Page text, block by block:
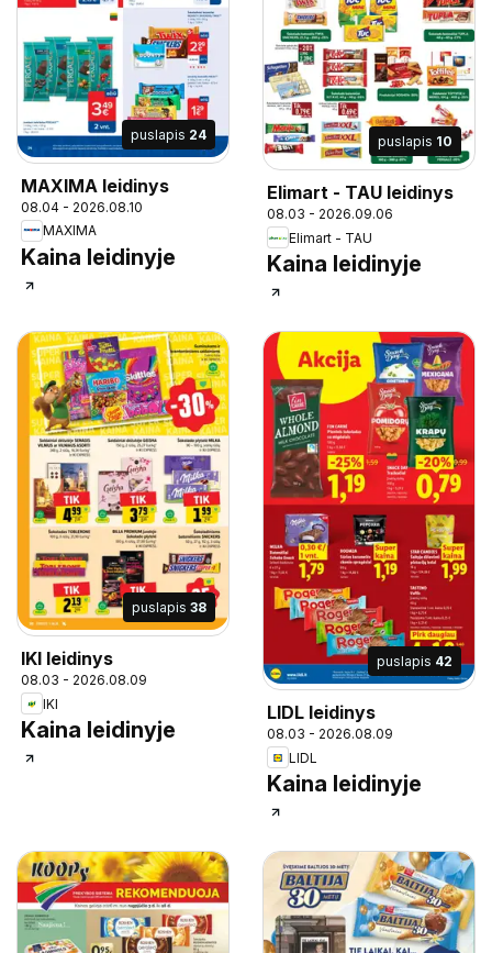
puslapis 24
MAXIMA leidinys
08.04 - 2026.08.10
MAXIMA
Kaina leidinyje
puslapis 10
Elimart - TAU leidinys
08.03 - 2026.09.06
Elimart - TAU
Kaina leidinyje
puslapis 38
IKI leidinys
08.03 - 2026.08.09
IKI
Kaina leidinyje
puslapis 42
LIDL leidinys
08.03 - 2026.08.09
LIDL
Kaina leidinyje